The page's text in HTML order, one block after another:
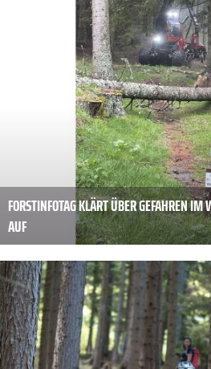
FORSTINFOTAG KLÄRT ÜBER GEFAHREN
AUF